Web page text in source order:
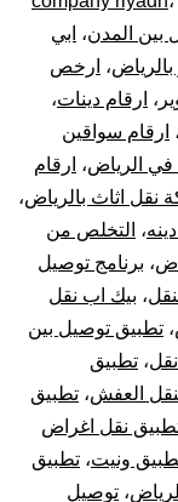
نقل
البضائع
الأغراض
داخل
و
خارج
الرياض
بين المدن، ابي
، ارخص
، ارقام دينات،
، ارقام سواقين
في الرياض، ارقام
نقل اثاث بالرياض،
، التخلص من
، برنامج توصيل
، بيك اب نقل
، تطبيق توصيل بين
، تطبيق
العفش، تطبيق
نقل اغراض
ونيت، تطبيق
، توصيل